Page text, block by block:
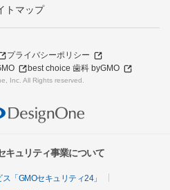
トマップ
プライバシーポリシー
best choice 歯科 byGMO
Inc. All Rights reserved.
キュリティ事業について
「GMOセキュリティ24」